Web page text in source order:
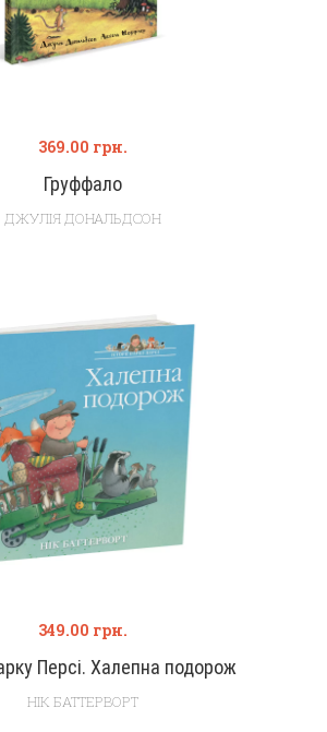
Груффало
369.00 грн.
ДЖУЛІЯ ДОНАЛЬДСОН
Персі. Халепна подорож
349.00 грн.
НІК БАТТЕРВОРТ